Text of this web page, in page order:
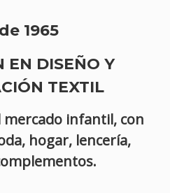
1965
EN DISEÑO Y
TEXTIL
mercado infantil, con
hogar, lencería,